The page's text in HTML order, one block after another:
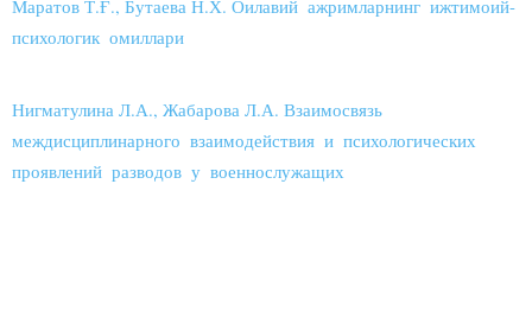
Маратов Т.Ғ., Бутаева Н.Х. Оилавий ажримларнинг ижтимоий-
психологик омиллари
Нигматулина Л.А., Жабарова Л.А. Взаимосвязь
междисциплинарного взаимодействия и психологических
проявлений разводов у военнослужащих